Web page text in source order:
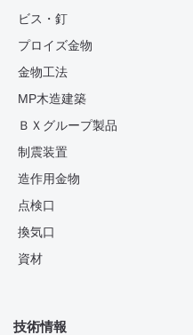
ビス・釘
プロイズ金物
金物工法
MP木造建築
ＢＸグループ製品
制震装置
造作用金物
点検口
換気口
資材
技術情報